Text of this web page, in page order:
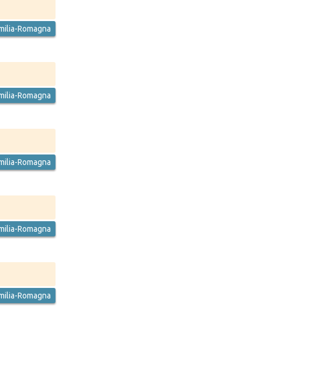
Romagna
Romagna
Romagna
Romagna
Romagna